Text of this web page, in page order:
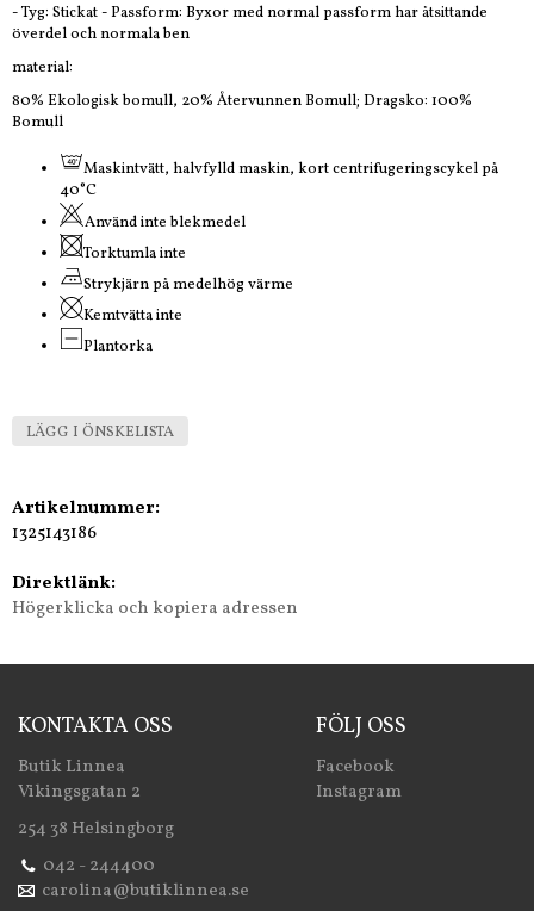
- Tyg: Stickat - Passform: Byxor med normal passform har åtsittande
överdel och normala ben
material:
80% Ekologisk bomull, 20% Återvunnen Bomull; Dragsko: 100%
Bomull
Maskintvätt, halvfylld maskin, kort centrifugeringscykel på
40°C
Använd inte blekmedel
Torktumla inte
Strykjärn på medelhög värme
Kemtvätta inte
Plantorka
LÄGG I ÖNSKELISTA
Artikelnummer:
1325143186
Direktlänk:
Högerklicka och kopiera adressen
KONTAKTA OSS
Butik Linnea
Vikingsgatan 2
254 38 Helsingborg
042 - 244400
carolina@butiklinnea.se
FÖLJ OSS
Facebook
Instagram